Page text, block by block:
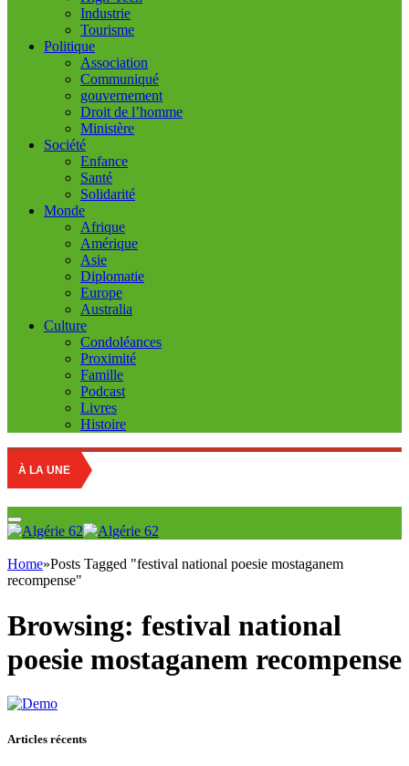
Industrie
Tourisme
Politique
Association
Communiqué
gouvernement
Droit de l’homme
Ministère
Société
Enfance
Santé
Solidarité
Monde
Afrique
Amérique
Asie
Diplomatie
Europe
Australia
Culture
Condoléances
Proximité
Famille
Podcast
Livres
Histoire
À LA UNE
Home»Posts Tagged "festival national poesie mostaganem
recompense"
Browsing: festival national
poesie mostaganem recompense
Articles récents